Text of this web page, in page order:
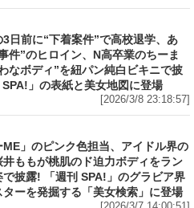
日前に“下着案件”で高校退学、あ
件”のヒロイン、N高卒業のちーま
なボディ”を紐パン純白ビキニで披
」の表紙と美女地図に登場
[2026/3/8 23:18:57]
ME」のピンク色担当、アイドル界の
井ももが桃肌のド迫力ボディをラン
で披露! 「週刊 SPA!」のグラビア界
ターを発掘する「美女検索」に登場